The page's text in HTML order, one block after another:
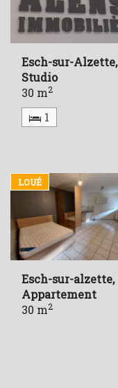
Esch-sur-Alzette,
Studio
30 m2
1
LOUÉ
Esch-sur-alzette,
Appartement
30 m2